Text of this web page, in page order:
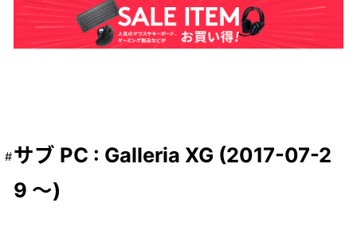
サブ PC : Galleria XG (2017-07-2
9 ～)